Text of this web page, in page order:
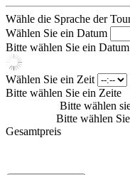
Wähle die Sprache der
Wählen Sie ein Datum
Bitte wählen Sie ein Datum
Wählen Sie ein Zeit
Bitte wählen Sie ein Zeite
Bitte wählen
Bitte wählen
Gesamtpreis